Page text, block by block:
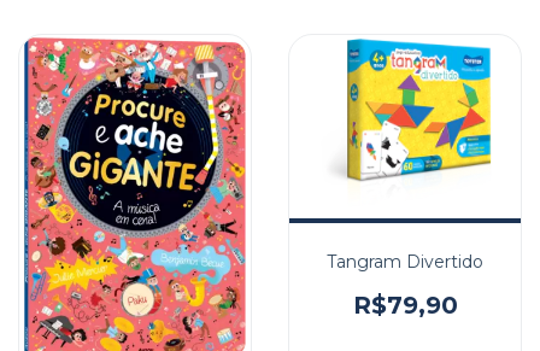
Tangram Divertido
R$79,90